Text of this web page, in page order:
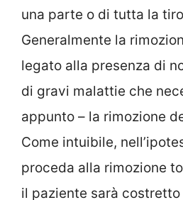
una parte o di tutta la
Generalmente la
legato alla presenza di
di gravi malattie che
appunto – la rimozione
Come intuibile,
proceda alla rimozione
il paziente sarà